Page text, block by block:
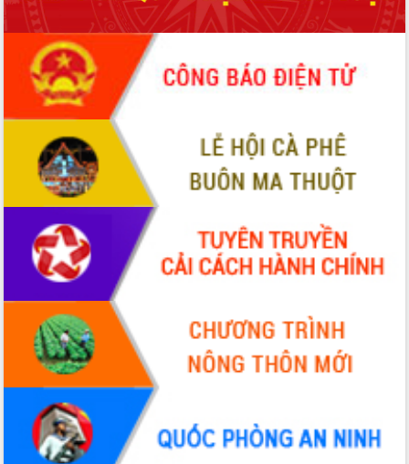
Đắk Lắk đẩy mạnh nuôi biển công
nghệ, hướng tới phát triển thủy sản
bền vững
Tập huấn nâng cao năng lực triển khai
chuyển đổi số cho cán bộ, công chức
cấp xã
Đắk Lắk phát động hưởng ứng Ngày
Quyền của người tiêu dùng Việt Nam
2026
Đẩy mạnh cải cách hành chính, quyết
tâm đạt được mục tiêu tăng trưởng
hai con số trong năm 2026
Tổ chức trang trọng Lễ hội Đền thờ
Lương Văn Chánh năm 2026
Phó Bí thư Tỉnh ủy Đắk Lắk Đỗ Hữu
Huy giữ chức Bí thư Đảng ủy Ủy Ban
Nhân dân tỉnh
Bệnh án điện tử thúc đẩy chuyển đổi
số y tế tại Đắk Lắk
Chuyển đổi số thư viện: Mở rộng
không gian tri thức trong thời đại số
Đánh giá, rút kinh nghiệm công tác tổ
chức diễn tập trước ngày bầu cử